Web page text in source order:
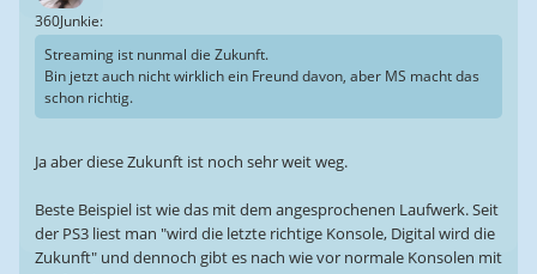
360Junkie:
Streaming ist nunmal die Zukunft.
Bin jetzt auch nicht wirklich ein Freund davon, aber MS macht das
schon richtig.
Ja aber diese Zukunft ist noch sehr weit weg.
Beste Beispiel ist wie das mit dem angesprochenen Laufwerk. Seit
der PS3 liest man "wird die letzte richtige Konsole, Digital wird die
Zukunft" und dennoch gibt es nach wie vor normale Konsolen mit